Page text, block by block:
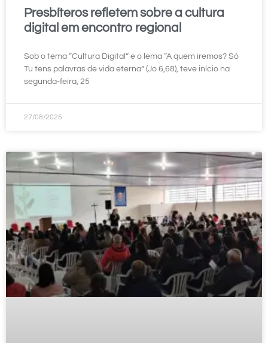
Presbíteros refletem sobre a cultura
digital em encontro regional
Sob o tema “Cultura Digital” e o lema “A quem iremos? Só
Tu tens palavras de vida eterna” (Jo 6,68), teve início na
segunda-feira, 25
27/08/2025